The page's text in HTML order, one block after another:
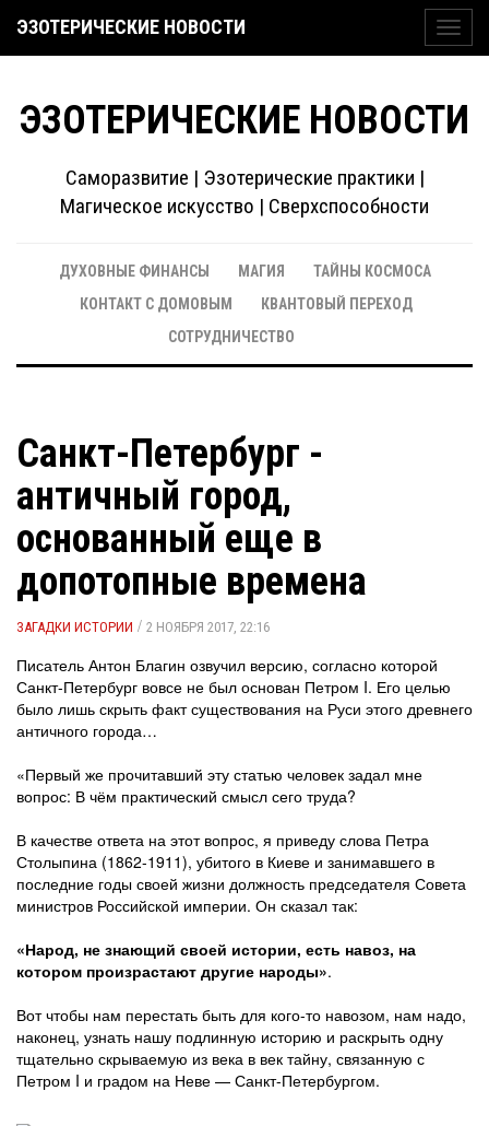
ЭЗОТЕРИЧЕСКИЕ НОВОСТИ
ЭЗОТЕРИЧЕСКИЕ НОВОСТИ
Саморазвитие | Эзотерические практики |
Магическое искусство | Сверхспособности
ДУХОВНЫЕ ФИНАНСЫ МАГИЯ
ТАЙНЫ КОСМОСА
КОНТАКТ С ДОМОВЫМ
КВАНТОВЫЙ ПЕРЕХОД
СОТРУДНИЧЕСТВО
Санкт-Петербург -
античный город,
основанный еще в
допотопные времена
ЗАГАДКИ ИСТОРИИ / 2 НОЯБРЯ 2017, 22:16
Писатель Антон Благин озвучил версию, согласно которой
Санкт-Петербург вовсе не был основан Петром I. Его целью
было лишь скрыть факт существования на Руси этого древнего
античного города…
«Первый же прочитавший эту статью человек задал мне
вопрос: В чём практический смысл сего труда?
В качестве ответа на этот вопрос, я приведу слова Петра
Столыпина (1862-1911), убитого в Киеве и занимавшего в
последние годы своей жизни должность председателя Совета
министров Российской империи. Он сказал так:
«Народ, не знающий своей истории, есть навоз, на
котором произрастают другие народы».
Вот чтобы нам перестать быть для кого-то навозом, нам надо,
наконец, узнать нашу подлинную историю и раскрыть одну
тщательно скрываемую из века в век тайну, связанную с
Петром I и градом на Неве — Санкт-Петербургом.